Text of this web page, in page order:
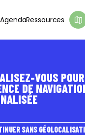
À
Concors - Taulisson
AgendaRessources
VOUS
DE
SANS